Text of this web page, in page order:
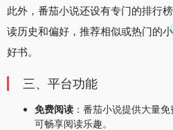
此外，番茄小说还设有专门的排行
读历史和偏好，推荐相似或热门的
好书。
三、平台功能
免费阅读 ：番茄小说提供大量
可畅享阅读乐趣。